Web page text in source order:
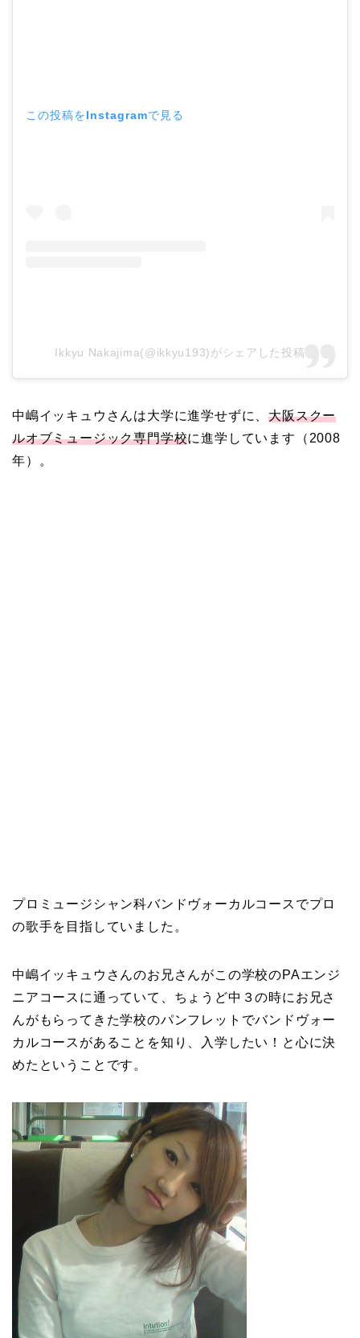
この投稿をInstagramで見る
Ikkyu Nakajima(@ikkyu193)がシェアした投稿
中嶋イッキュウさんは大学に進学せずに、大阪スクー
ルオブミュージック専門学校に進学しています（2008
年）。
プロミュージシャン科バンドヴォーカルコースでプロ
の歌手を目指していました。
中嶋イッキュウさんのお兄さんがこの学校のPAエンジ
ニアコースに通っていて、ちょうど中３の時にお兄さ
んがもらってきた学校のパンフレットでバンドヴォー
カルコースがあることを知り、入学したい！と心に決
めたということです。